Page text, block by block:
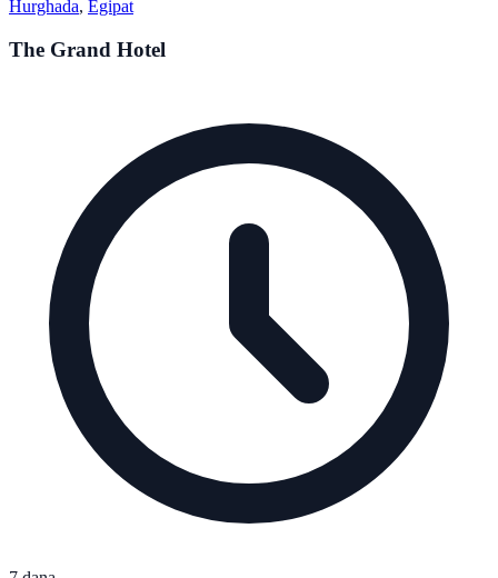
Hurghada, Egipat
The Grand Hotel